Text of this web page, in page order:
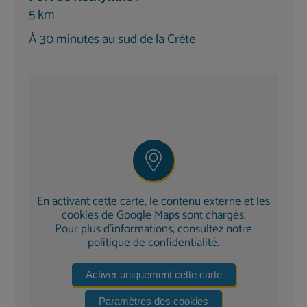
Un coin salon confortable
satellite (chaînes allemandes)
attenante estentièrement équipée
lave-vaisselle, réfrigérateur, micro-ondes
cafetière à filtre
Grille-pain, bouilloire et ustensiles de cuisine
Espace extérieur
jardin aux plantes méditerranéennes
5 km
À 30 minutes au sud de la Crète
En activant cette carte, le contenu externe et les
cookies de Google Maps sont chargés.
Pour plus d'informations, consultez notre
politique de confidentialité.
Activer uniquement cette carte
Paramètres des cookies